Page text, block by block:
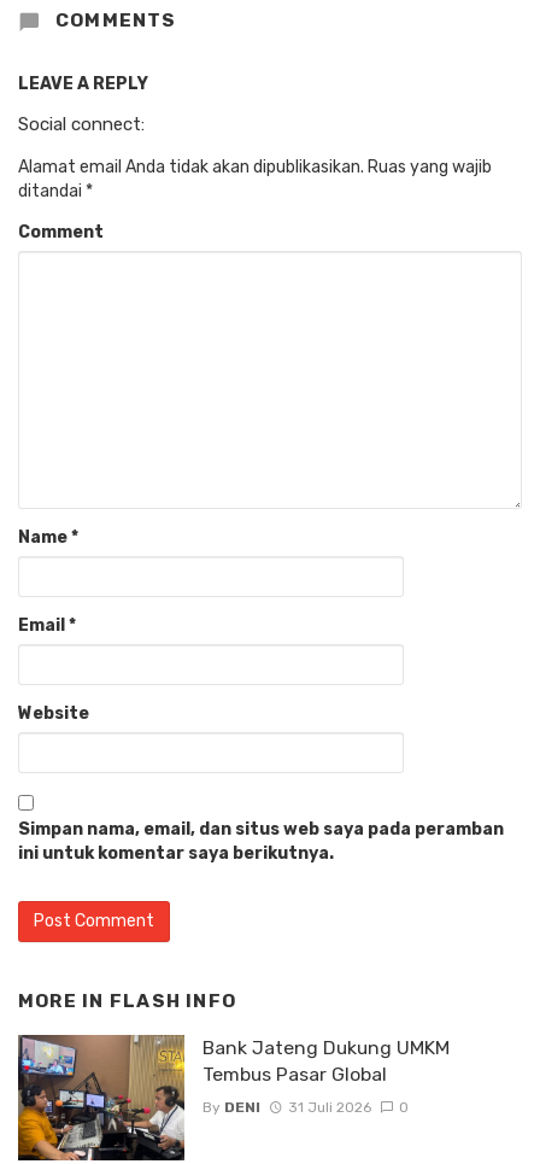
COMMENTS
LEAVE A REPLY
Social connect:
Alamat email Anda tidak akan dipublikasikan. Ruas yang wajib
ditandai *
Comment
Name*
Email *
Website
Simpan nama, email, dan situs web saya pada peramban
ini untuk komentar saya berikutnya.
MORE IN FLASH INFO
Bank Jateng Dukung UMKM
Tembus Pasar Global
By DENI 31 Juli 2026 0